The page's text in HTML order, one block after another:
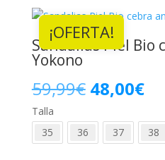
65,00€.
¡OFERTA!
Sandalias Piel Bio
Yokono
59,99€ El
precio
original
48,00€El
Talla
35
36 37 38